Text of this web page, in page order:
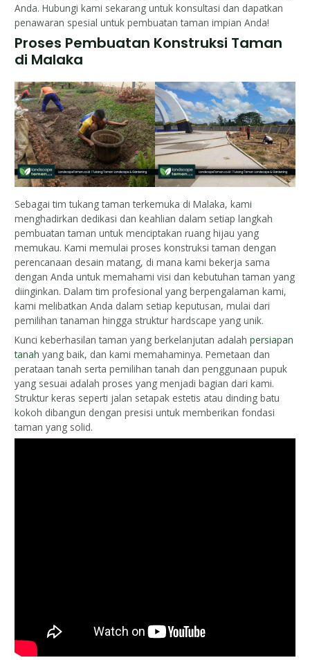
Anda. Hubungi kami sekarang untuk konsultasi dan dapatkan
penawaran spesial untuk pembuatan taman impian Anda!
Proses Pembuatan Konstruksi Taman
di Malaka
Sebagai tim tukang taman terkemuka di Malaka, kami
menghadirkan dedikasi dan keahlian dalam setiap langkah
pembuatan taman untuk menciptakan ruang hijau yang
memukau. Kami memulai proses konstruksi taman dengan
perencanaan desain matang, di mana kami bekerja sama
dengan Anda untuk memahami visi dan kebutuhan taman yang
diinginkan. Dalam tim profesional yang berpengalaman kami,
kami melibatkan Anda dalam setiap keputusan, mulai dari
pemilihan tanaman hingga struktur hardscape yang unik.
Kunci keberhasilan taman yang berkelanjutan adalahpersiapan
tanah yang baik, dan kami memahaminya. Pemetaan dan
perataan tanah serta pemilihan tanah dan penggunaan pupuk
yang sesuai adalah proses yang menjadi bagian dari kami.
Struktur keras seperti jalan setapak estetis atau dinding batu
kokoh dibangun dengan presisi untuk memberikan fondasi
taman yang solid.